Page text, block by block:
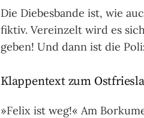
Die Diebesbande ist, wie
fiktiv. Vereinzelt wird es
geben! Und dann ist die
Klappentext zum
»Felix ist weg!« Am